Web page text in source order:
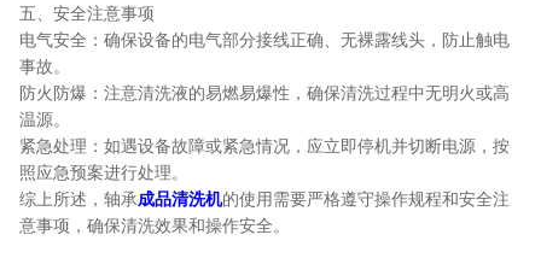
五、安全注意事项
电气安全：确保设备的电气部分接线正确、无裸露线头，防止触电
事故。
防火防爆：注意清洗液的易燃易爆性，确保清洗过程中无明火或高
温源。
紧急处理：如遇设备故障或紧急情况，应立即停机并切断电源，按
照应急预案进行处理。
综上所述，轴承成品清洗机的使用需要严格遵守操作规程和安全注
意事项，确保清洗效果和操作安全。